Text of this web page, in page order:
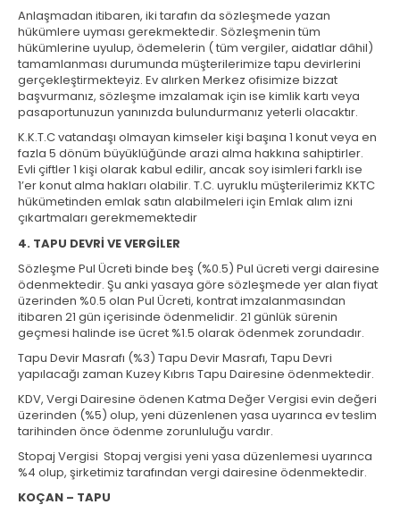
Anlaşmadan itibaren, iki tarafın da sözleşmede yazan
hükümlere uyması gerekmektedir. Sözleşmenin tüm
hükümlerine uyulup, ödemelerin ( tüm vergiler, aidatlar dâhil)
tamamlanması durumunda müşterilerimize tapu devirlerini
gerçekleştirmekteyiz. Ev alırken Merkez ofisimize bizzat
başvurmanız, sözleşme imzalamak için ise kimlik kartı veya
pasaportunuzun yanınızda bulundurmanız yeterli olacaktır.
K.K.T.C vatandaşı olmayan kimseler kişi başına 1 konut veya en
fazla 5 dönüm büyüklüğünde arazi alma hakkına sahiptirler.
Evli çiftler 1 kişi olarak kabul edilir, ancak soy isimleri farklı ise
1’er konut alma hakları olabilir. T.C. uyruklu müşterilerimiz KKTC
hükümetinden emlak satın alabilmeleri için Emlak alım izni
çıkartmaları gerekmemektedir
4. TAPU DEVRİ VE VERGİLER
Sözleşme Pul Ücreti binde beş (%0.5) Pul ücreti vergi dairesine
ödenmektedir. Şu anki yasaya göre sözleşmede yer alan fiyat
üzerinden %0.5 olan Pul Ücreti, kontrat imzalanmasından
itibaren 21 gün içerisinde ödenmelidir. 21 günlük sürenin
geçmesi halinde ise ücret %1.5 olarak ödenmek zorundadır.
Tapu Devir Masrafı (%3) Tapu Devir Masrafı, Tapu Devri
yapılacağı zaman Kuzey Kıbrıs Tapu Dairesine ödenmektedir.
KDV, Vergi Dairesine ödenen Katma Değer Vergisi evin değeri
üzerinden (%5) olup, yeni düzenlenen yasa uyarınca ev teslim
tarihinden önce ödenme zorunluluğu vardır.
Stopaj Vergisi Stopaj vergisi yeni yasa düzenlemesi uyarınca
%4 olup, şirketimiz tarafından vergi dairesine ödenmektedir.
KOÇAN – TAPU